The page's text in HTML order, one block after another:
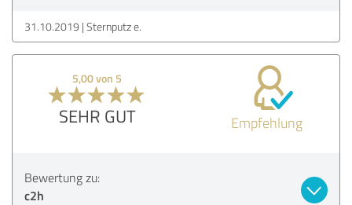
31.10.2019 Sternputz e.
5,00 von 5
SEHR GUT Empfehlung
Bewertung zu:
c2h